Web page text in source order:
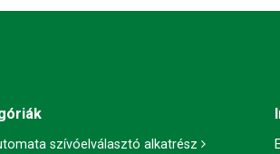
szívóelválasztó alkatrész